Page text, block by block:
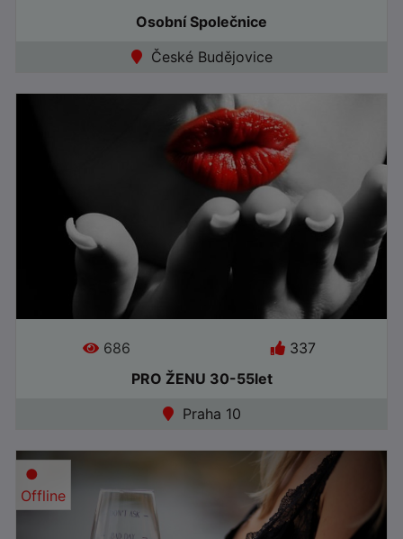
Osobní Společnice
České Budějovice
686
337
PRO ŽENU 30-55let
Praha 10
●
Offline